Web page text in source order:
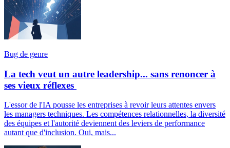
Bug de genre
La tech veut un autre leadership... sans renoncer à
ses vieux réflexes
L'essor de l'IA pousse les entreprises à revoir leurs attentes envers
les managers techniques. Les compétences relationnelles, la diversité
des équipes et l'autorité deviennent des leviers de performance
autant que d'inclusion. Oui, mais...